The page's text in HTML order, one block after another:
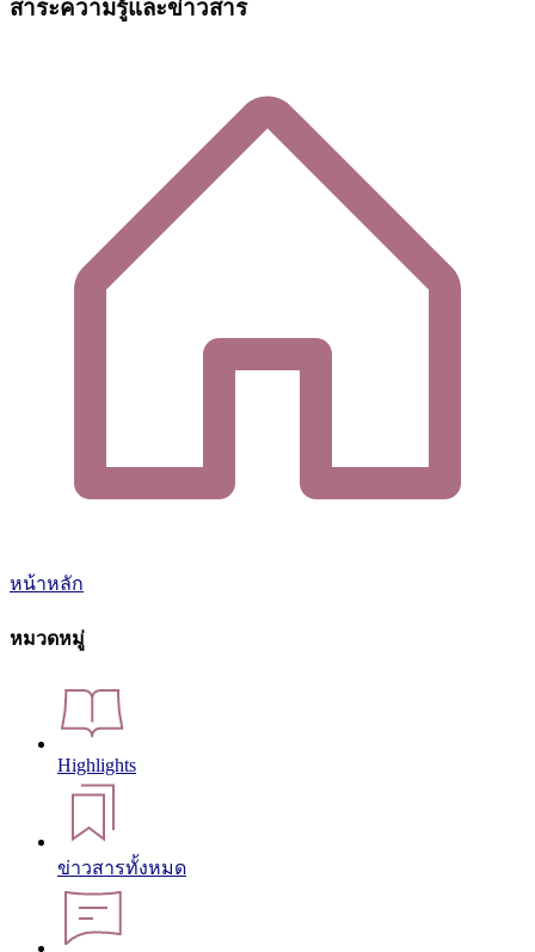
สาระความรู้และข่าวสาร
หน้าหลัก
หมวดหมู่
Highlights
ข่าวสารทั้งหมด